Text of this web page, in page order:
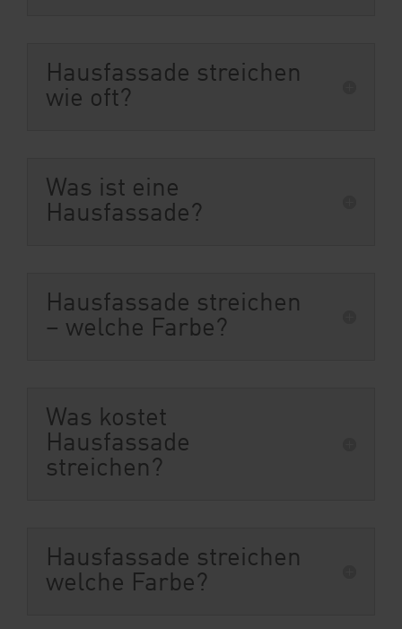
Hausfassade streichen
wie oft?
Was ist eine
Hausfassade?
Hausfassade streichen
– welche Farbe?
Was kostet
Hausfassade
streichen?
Hausfassade streichen
welche Farbe?